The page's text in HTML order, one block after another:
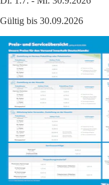
Gültig bis 30.09.2026